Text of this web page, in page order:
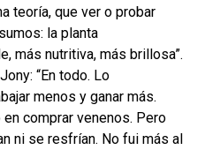
teoría, que ver o probar
la planta
más nutritiva, más brillosa”.
“En todo. Lo
menos y ganar más.
comprar venenos. Pero
ni se resfrían. No fui más al